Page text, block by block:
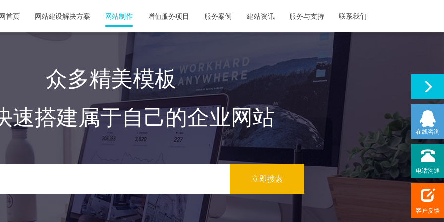
首页 网站建设解决方案 网站制作 增值服务项目 服务案例 建站资讯 服务与支持 联系我们
众多精美模板
速搭建属于自己的企业网站
在线咨询
电话沟通
客户反馈